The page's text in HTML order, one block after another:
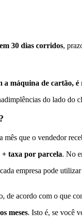
30 dias corridos,
a máquina de cartão,
do lado do
mês que o vendedor
+ taxa por parcela. No
empresa pode
de acordo com o que
meses. Isto é, se você